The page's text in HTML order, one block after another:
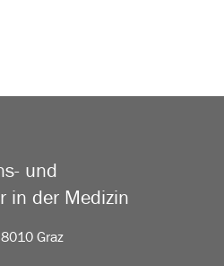
und
in der Medizin
Graz